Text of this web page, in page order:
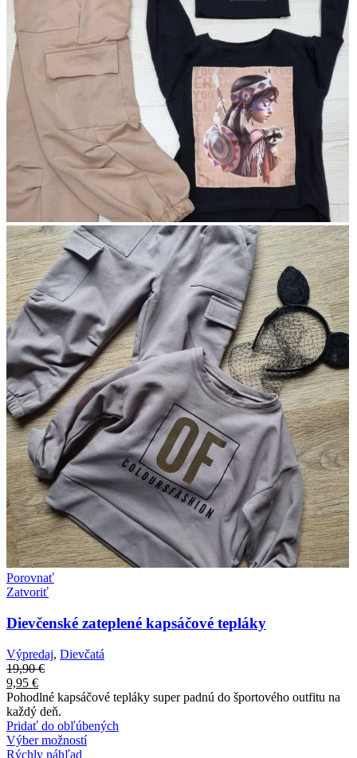
Porovnať
Zatvoriť
Dievčenské zateplené kapsáčové tepláky
Výpredaj, Dievčatá
19,90€
9,95 €
Pohodlné kapsáčové tepláky super padnú do športového outfitu na
každý deň.
Pridať do obľúbených
Výber možností
Rýchly náhľad